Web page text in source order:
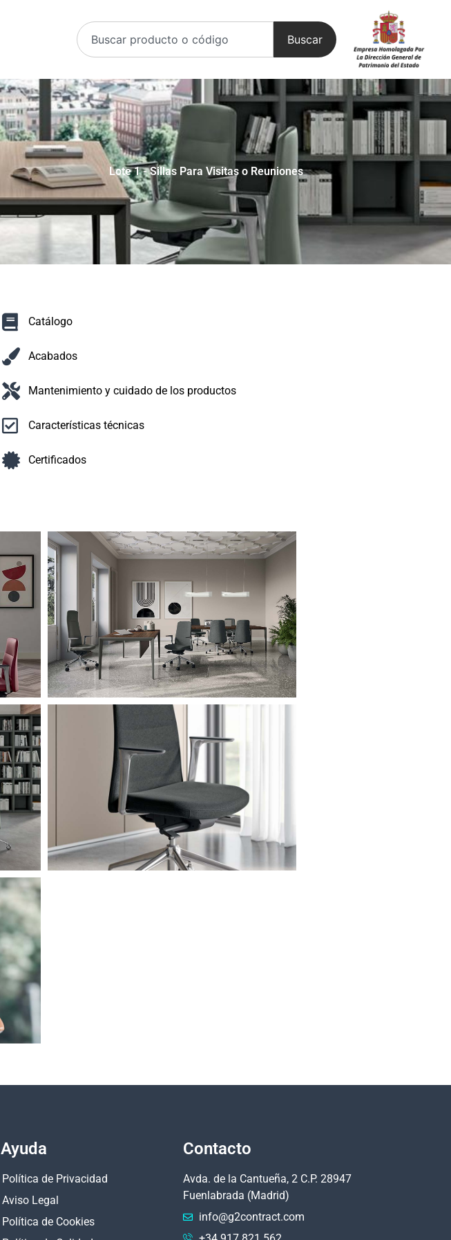
Buscar
Lote 1-Sillas Para Visitas o Reuniones
Catálogo
Acabados
Mantenimiento y cuidado de los productos
Características técnicas
Certificados
Ayuda
Política de Privacidad
Aviso Legal
Política de Cookies
Contacto
Avda. de la Cantueña, 2 C.P. 28947
Fuenlabrada (Madrid)
info@g2contract.com